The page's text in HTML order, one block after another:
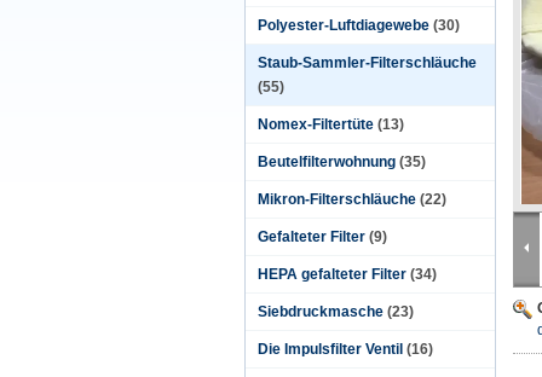
Polyester-Luftdiagewebe (30)
Staub-Sammler-Filterschläuche
(55)
Nomex-Filtertüte (13)
Beutelfilterwohnung (35)
Mikron-Filterschläuche (22)
Gefalteter Filter (9)
HEPA gefalteter Filter (34)
Siebdruckmasche (23)
Die Impulsfilter Ventil (16)